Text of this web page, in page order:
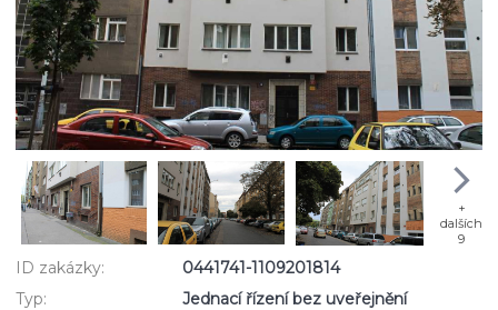
+
dalších
9
ID zakázky:
0441741-1109201814
Typ:
Jednací řízení bez uveřejnění